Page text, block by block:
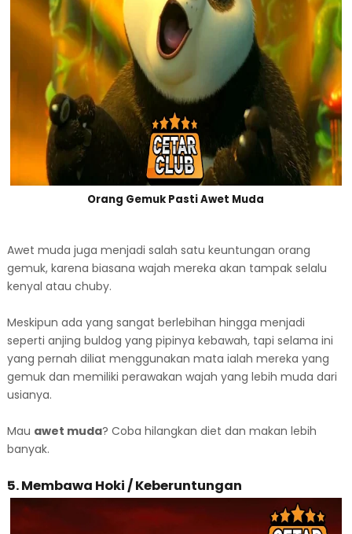
Orang Gemuk Pasti Awet Muda
Awet muda juga menjadi salah satu keuntungan orang
gemuk, karena biasana wajah mereka akan tampak selalu
kenyal atau chuby.
Meskipun ada yang sangat berlebihan hingga menjadi
seperti anjing buldog yang pipinya kebawah, tapi selama ini
yang pernah diliat menggunakan mata ialah mereka yang
gemuk dan memiliki perawakan wajah yang lebih muda dari
usianya.
Mau awet muda? Coba hilangkan diet dan makan lebih
banyak.
5. Membawa Hoki / Keberuntungan